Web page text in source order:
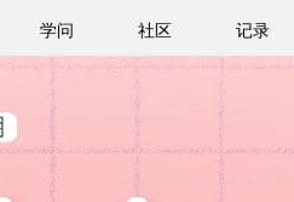
学问 社区 记录